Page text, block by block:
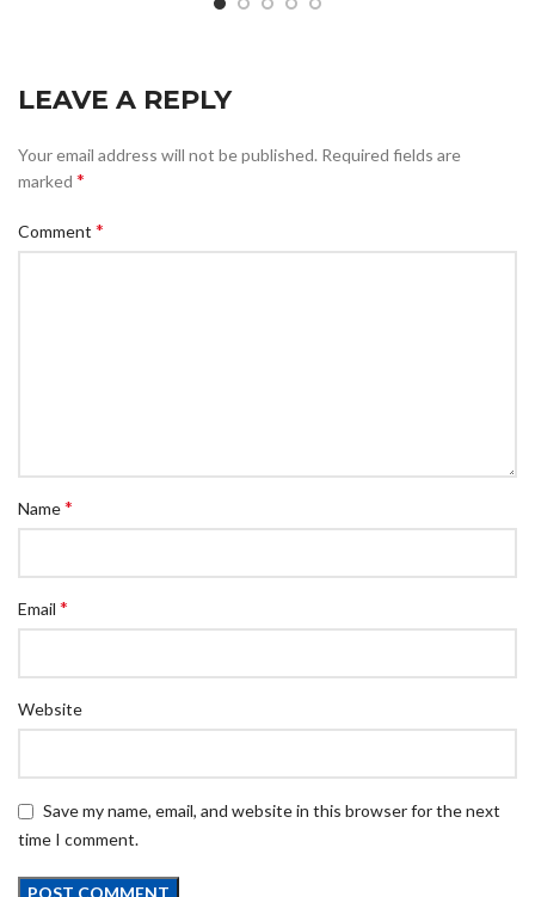
LEAVE A REPLY
Your email address will not be published. Required fields are
marked *
Comment *
Name*
Email *
Website
Save my name, email, and website in this browser for the next
time I comment.